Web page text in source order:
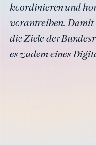
koordinieren und
vorantreiben.
die Ziele der
es zudem eines